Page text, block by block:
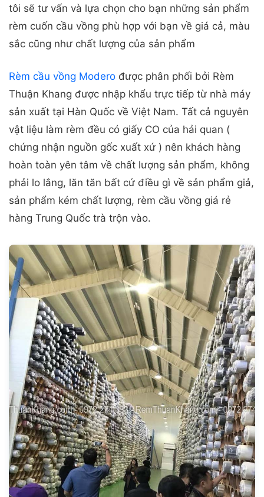
tôi sẽ tư vấn và lựa chọn cho bạn những sản phẩm
rèm cuốn cầu vồng phù hợp với bạn về giá cả, màu
sắc cũng như chất lượng của sản phẩm
Rèm cầu vồng Modero được phân phối bởi Rèm
Thuận Khang được nhập khẩu trực tiếp từ nhà máy
sản xuất tại Hàn Quốc về Việt Nam. Tất cả nguyên
vật liệu làm rèm đều có giấy CO của hải quan (
chứng nhận nguồn gốc xuất xứ ) nên khách hàng
hoàn toàn yên tâm về chất lượng sản phẩm, không
phải lo lắng, lăn tăn bất cứ điều gì về sản phẩm giả,
sản phẩm kém chất lượng, rèm cầu vồng giá rẻ
hàng Trung Quốc trà trộn vào.